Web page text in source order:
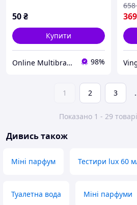
50₴
Купити
Online Multibrand Store 98%
369
658
1 2 3
Показано 1 - 29
Дивись також
Міні парфум Тестири lux 60
Туалетна вода Міні парфуми